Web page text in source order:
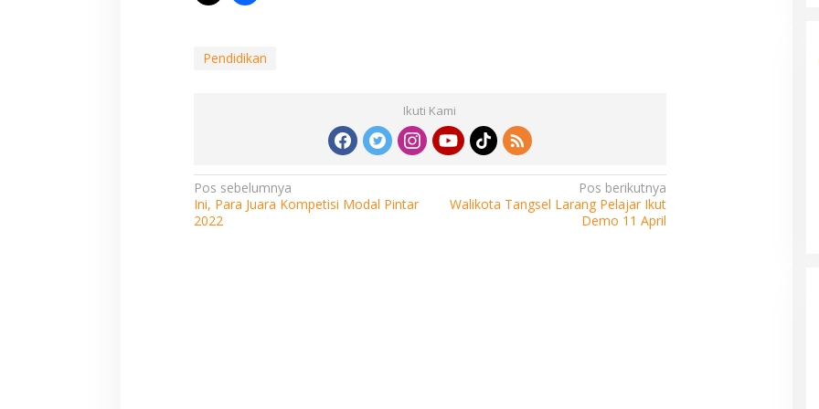
Pendidikan
Ikuti Kami
Navigasi
pos
Pos sebelumnya
Ini, Para Juara Kompetisi Modal Pintar
2022
Pos berikutnya
Walikota Tangsel Larang Pelajar Ikut
Demo 11 April
Bayar Pajak Makin Mudah, Pemkot
Tangerang Gandeng Tokopedia